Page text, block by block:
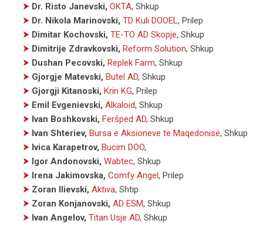
⮞ Dr. Risto Janevski, OKTA, Shkup
⮞ Dr. Nikola Marinovski, TD Kuli DOOEL, Prilep
⮞ Dimitar Kochovski, TE-TO AD Skopje, Shkup
⮞ Dimitrije Zdravkovski, Reform Solution, Shkup
⮞ Dushan Pecovski, Replek Farm, Shkup
⮞ Gjorgje Matevski, Butel AD, Shkup
⮞ Gjorgji Kitanoski, Krin KG, Prilep
⮞ Emil Evgenievski, Alkaloid, Shkup
⮞ Ivan Boshkovski, Feršped AD, Shkup
⮞ Ivan Shteriev, Bursa e Aksioneve të Maqedonisë, Shkup
⮞ Ivica Karapetrov, Bucim DOO,
⮞ Igor Andonovski, Wabtec, Shkup
⮞ Irena Jakimovska, Comfy Angel, Prilep
⮞ Zoran Ilievski, Aktiva, Shtip
⮞ Zoran Konjanovski, AD ESM, Shkup
⮞ Ivan Angelov, Titan Usje AD, Shkup